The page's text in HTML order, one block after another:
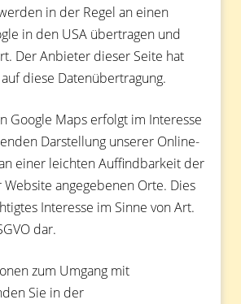
in der Regel an einen
in den USA übertragen und
Der Anbieter dieser Seite hat
diese Datenübertragung.
Google Maps erfolgt im Interesse
Darstellung unserer Online-
einer leichten Auffindbarkeit der
Website angegebenen Orte. Dies
Interesse im Sinne von Art.
dar.
zum Umgang mit
Sie in der